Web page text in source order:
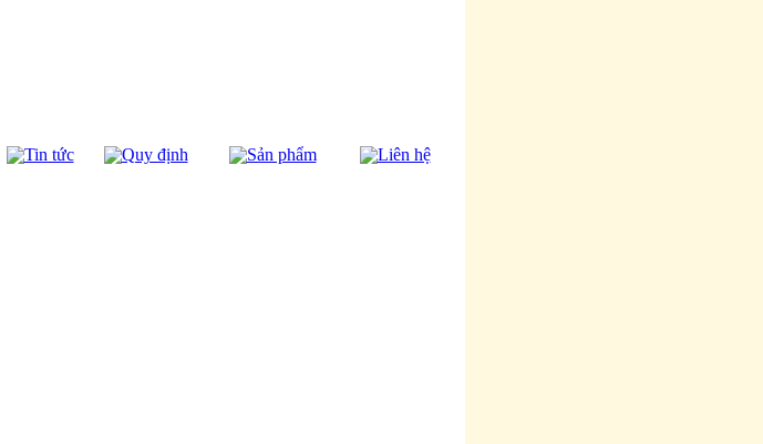
Tin tức Quy định Sản phẩm
Liên hệ